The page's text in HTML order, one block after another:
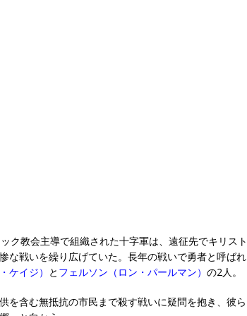
ク教会主導で組織された十字軍は、遠征先でキリスト
な戦いを繰り広げていた。長年の戦いで勇者と呼ばれ
ケイジ） と フェルソン（ロン・パールマン） の2人。
を含む無抵抗の市民まで殺す戦いに疑問を抱き、彼ら